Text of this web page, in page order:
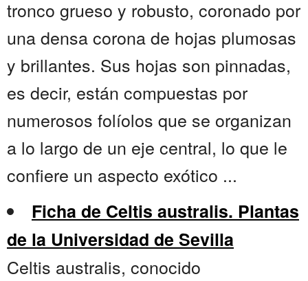
tronco grueso y robusto, coronado por
una densa corona de hojas plumosas
y brillantes. Sus hojas son pinnadas,
es decir, están compuestas por
numerosos folíolos que se organizan
a lo largo de un eje central, lo que le
confiere un aspecto exótico ...
Ficha de Celtis australis. Plantas
de la Universidad de Sevilla
Celtis australis, conocido